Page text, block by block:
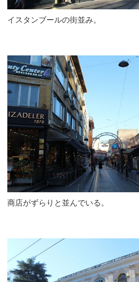
イスタンブールの街並み。
商店がずらりと並んでいる。